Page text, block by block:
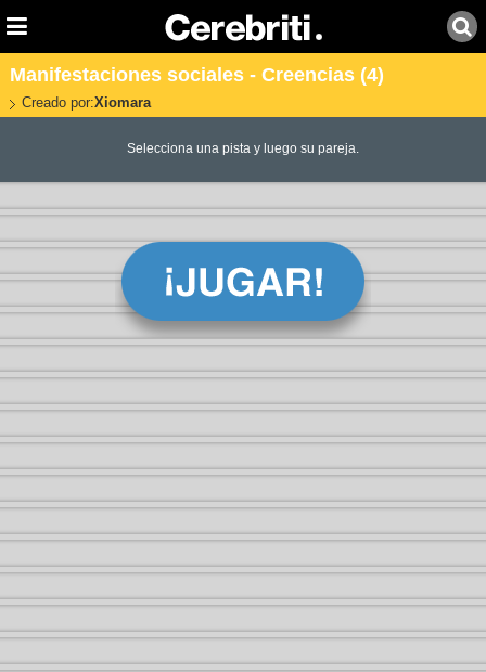
Manifestaciones sociales - Creencias (4)
Creado por:Xiomara
Selecciona una pista y luego su pareja.